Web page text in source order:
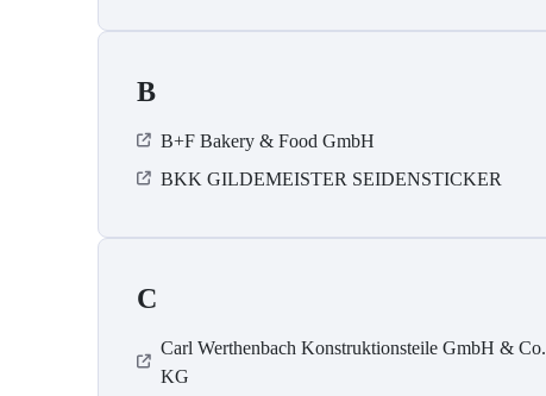
B
B+F Bakery & Food GmbH
BKK GILDEMEISTER SEIDENSTICKER
C
Carl Werthenbach Konstruktionsteile GmbH & Co.
KG